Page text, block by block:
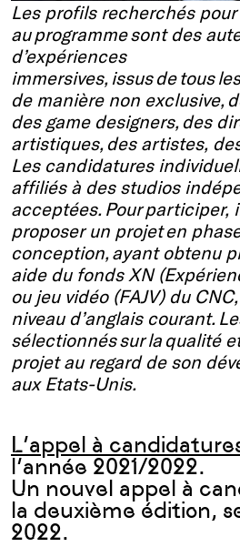
Les profils recherchés
au programme sont des
d’expériences
immersives, issus de tous
de manière non exclusive,
des game designers, des
artistiques, des artistes,
Les candidatures
affiliés à des studios
acceptées. Pour participer,
proposer un projet en
conception, ayant obtenu
aide du fonds XN
ou jeu vidéo (FAJV) du
niveau d’anglais courant.
sélectionnés sur la qualité
projet au regard de son
aux Etats-Unis.
L’appel à
l’année 2021/2022.
Un nouvel appel à
la deuxième édition,
2022.